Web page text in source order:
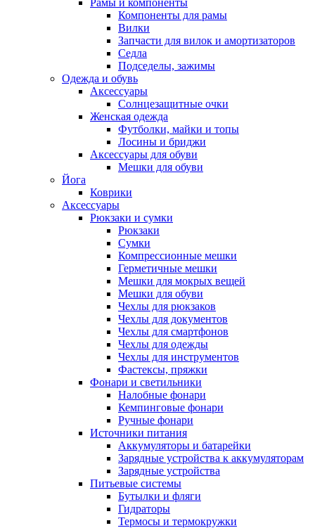
Компоненты для рамы
Вилки
Запчасти для вилок и амортизаторов
Седла
Подседелы, зажимы
Одежда и обувь
Аксессуары
Солнцезащитные очки
Женская одежда
Футболки, майки и топы
Лосины и бриджи
Аксессуары для обуви
Мешки для обуви
Йога
Коврики
Аксессуары
Рюкзаки и сумки
Рюкзаки
Сумки
Компрессионные мешки
Герметичные мешки
Мешки для мокрых вещей
Мешки для обуви
Чехлы для рюкзаков
Чехлы для документов
Чехлы для смартфонов
Чехлы для одежды
Чехлы для инструментов
Фастексы, пряжки
Фонари и светильники
Налобные фонари
Кемпинговые фонари
Ручные фонари
Источники питания
Аккумуляторы и батарейки
Зарядные устройства к аккумуляторам
Зарядные устройства
Питьевые системы
Бутылки и фляги
Гидраторы
Термосы и термокружки